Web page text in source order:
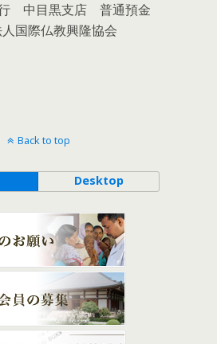
中目黒支店 普通預金
国際仏教興隆協会
Back to top
Desktop